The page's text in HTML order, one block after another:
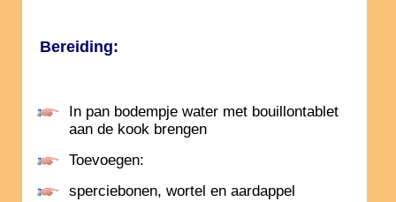
Bereiding:
In pan bodempje water met bouillontablet
aan de kook brengen
Toevoegen:
sperciebonen, wortel en aardappel